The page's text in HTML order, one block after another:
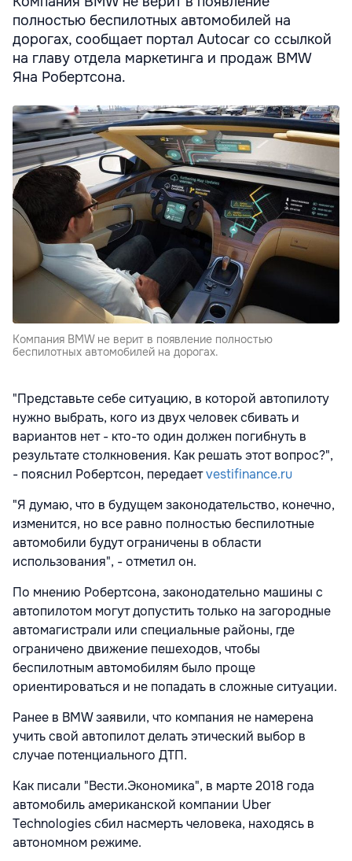
полностью беспилотных автомобилей на
дорогах, сообщает портал Autocar со ссылкой
на главу отдела маркетинга и продаж BMW
Яна Робертсона.
Компания BMW не верит в появление полностью
беспилотных автомобилей на дорогах.
"Представьте себе ситуацию, в которой автопилоту
нужно выбрать, кого из двух человек сбивать и
вариантов нет - кто-то один должен погибнуть в
результате столкновения. Как решать этот вопрос?",
- пояснил Робертсон, передаетvestifinance.ru
"Я думаю, что в будущем законодательство, конечно,
изменится, но все равно полностью беспилотные
автомобили будут ограничены в области
использования", - отметил он.
По мнению Робертсона, законодательно машины с
автопилотом могут допустить только на загородные
автомагистрали или специальные районы, где
ограничено движение пешеходов, чтобы
беспилотным автомобилям было проще
ориентироваться и не попадать в сложные ситуации.
Ранее в BMW заявили, что компания не намерена
учить свой автопилот делать этический выбор в
случае потенциального ДТП.
Как писали "Вести.Экономика", в марте 2018 года
автомобиль американской компании Uber
Technologies сбил насмерть человека, находясь в
автономном режиме.